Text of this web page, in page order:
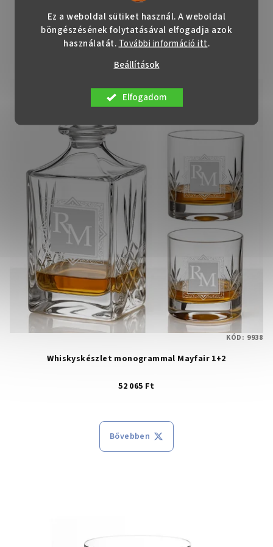
Ez a weboldal sütiket használ. A weboldal
böngészésének folytatásával elfogadja azok
használatát.További információ itt.
Beállítások
Elfogadom
Kapcsolódó termékek
Whiskyskészlet monogrammal Mayfair 1+2
52 065 Ft
Bővebben
KÓD: 9938